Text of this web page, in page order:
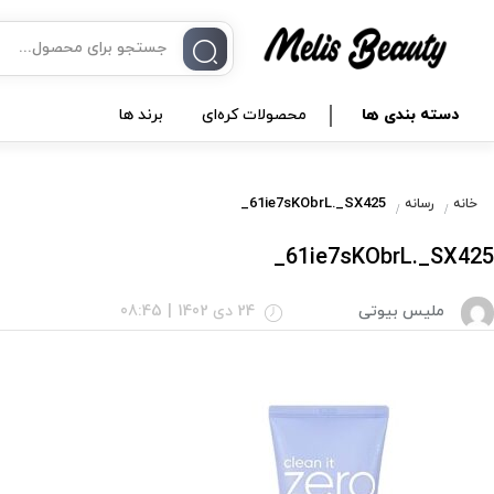
دسته بندی ها محصولات کره‌ای برند ها
خانه رسانه
61ie7sKObrL._SX425_
ملیس بیوتی 24 دی 1402 08:45